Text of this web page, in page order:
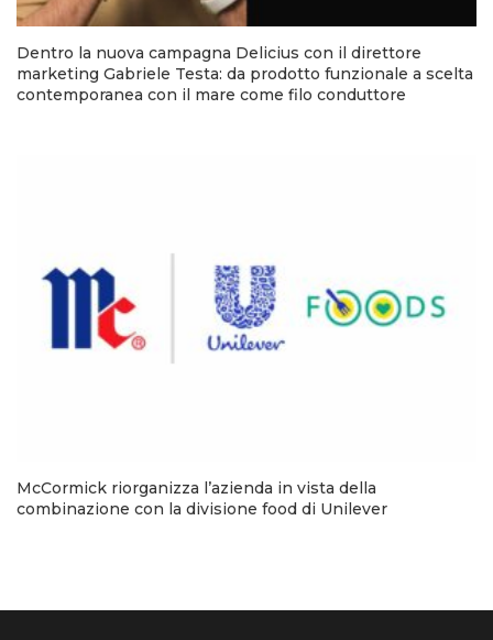
Dentro la nuova campagna Delicius con il direttore
marketing Gabriele Testa: da prodotto funzionale a scelta
contemporanea con il mare come filo conduttore
McCormick riorganizza l’azienda in vista della
combinazione con la divisione food di Unilever